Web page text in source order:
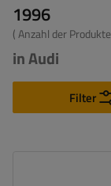
1996
( Anzahl der
in Audi
Filter